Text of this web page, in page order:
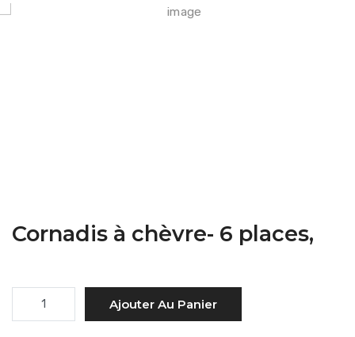
Cornadis à chèvre- 6 places,
Quantité
Ajouter Au Panier